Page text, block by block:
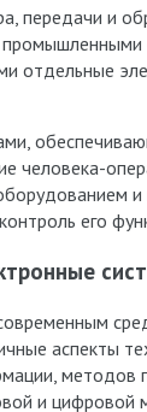
передачи и
отдельные
человека-
его
аспекты
методов
и цифровой